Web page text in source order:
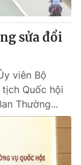
sửa đổi
viên Bộ
Quốc hội
Thường...